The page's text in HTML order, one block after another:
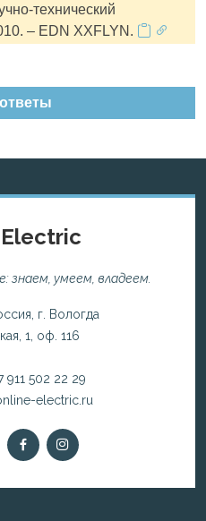
технический
– EDN XXFLYN.
знаем, умеем, владеем.
г. Вологда
1, оф. 116
911 502 22 29
electric.ru